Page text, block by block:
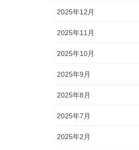
2025年12月
2025年11月
2025年10月
2025年9月
2025年8月
2025年7月
2025年2月